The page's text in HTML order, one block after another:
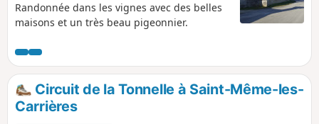
Randonnée dans les vignes avec des belles
maisons et un très beau pigeonnier.
Circuit de la Tonnelle à Saint-Même-les-
Carrières